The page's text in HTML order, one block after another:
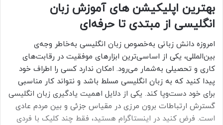
بهترین اپلیکیشن های آموزش زبان
انگلیسی از مبتدی تا حرفه‌ای
امروزه دانش زبانی به‌خصوص زبان انگلیسی به‌خاطر وجه‌ی
بین‌المللی، یکی از اساسی‌ترین ابزارهای موفقیت در رقابت‌های
کاری و تحصیلی به‌شمار می‌رود. امکان ندارد کسی را اطراف خود
پیدا کنید که به زبان انگلیسی مسلط باشد و نتواند کار مناسبی
برای خود دست‌وپا کند. یکی از دلایل اهمیت یادگیری زبان انگلیسی
گسترش ارتباطات برون مرزی در مقیاس جزئی و بین مردم عادی
است. فرض کنید در اینستاگرام هستید، فقط چند کلیک با فردی